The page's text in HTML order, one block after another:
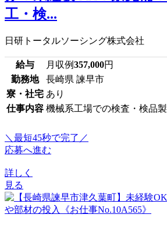
工・検...
日研トータルソーシング株式会社
給与 月収例357,000円
勤務地
長崎県 諫早市
寮・社宅 あり
仕事内容 機械系工場での検査・検品
＼最短45秒で完了／
応募へ進む
詳しく
見る